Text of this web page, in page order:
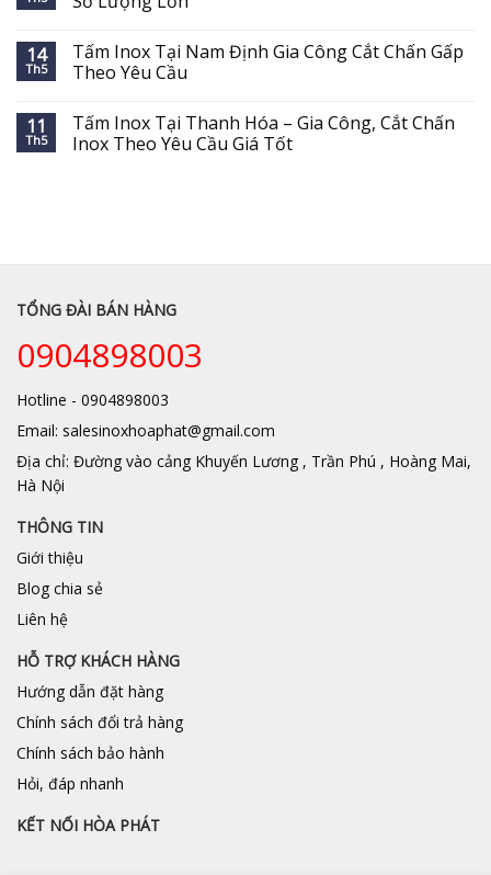
14
Th5
Tấm Inox Tại Nam Định Gia Công Cắt Chấn Gấp
Theo Yêu Cầu
11
Th5
Tấm Inox Tại Thanh Hóa – Gia Công, Cắt Chấn
Inox Theo Yêu Cầu Giá Tốt
TỔNG ĐÀI BÁN HÀNG
0904898003
Hotline - 0904898003
Email: salesinoxhoaphat@gmail.com
Địa chỉ: Đường vào cảng Khuyến Lương , Trần Phú , Hoàng Mai,
Hà Nội
THÔNG TIN
Giới thiệu
Blog chia sẻ
Liên hệ
HỖ TRỢ KHÁCH HÀNG
Hướng dẫn đặt hàng
Chính sách đổi trả hàng
Chính sách bảo hành
Hỏi, đáp nhanh
KẾT NỐI HÒA PHÁT